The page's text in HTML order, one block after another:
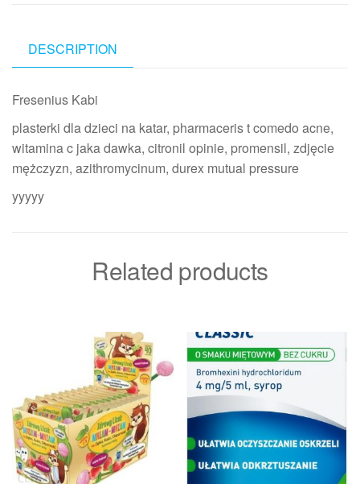
DESCRIPTION
Fresenius Kabi
plasterki dla dzieci na katar, pharmaceris t comedo acne,
witamina c jaka dawka, citronil opinie, promensil, zdjęcie
mężczyzn, azithromycinum, durex mutual pressure
yyyyy
Related products